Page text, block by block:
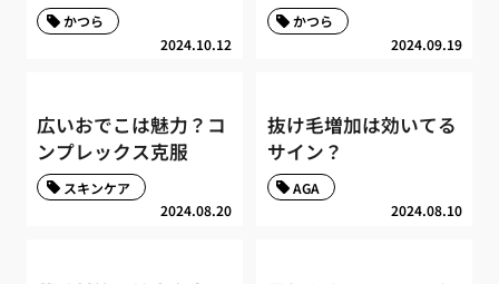
2024.10.12
かつら
2024.09.19
かつら
広いおでこは魅力？コ
ンプレックス克服
2024.08.20
スキンケア
抜け毛増加は効いてる
サイン？
2024.08.10
AGA